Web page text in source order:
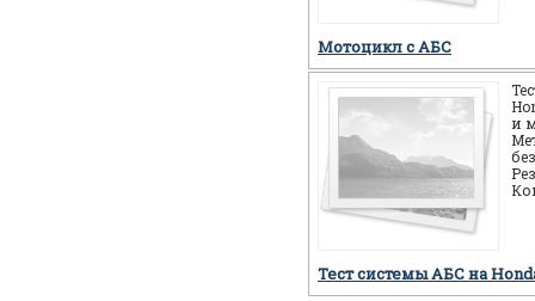
Мотоцикл c АБС
и
Тест системы АБС на